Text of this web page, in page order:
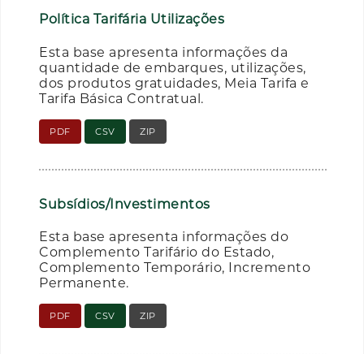
Política Tarifária Utilizações
Esta base apresenta informações da
quantidade de embarques, utilizações,
dos produtos gratuidades, Meia Tarifa e
Tarifa Básica Contratual.
PDF CSV ZIP
Subsídios/Investimentos
Esta base apresenta informações do
Complemento Tarifário do Estado,
Complemento Temporário, Incremento
Permanente.
PDF CSV ZIP